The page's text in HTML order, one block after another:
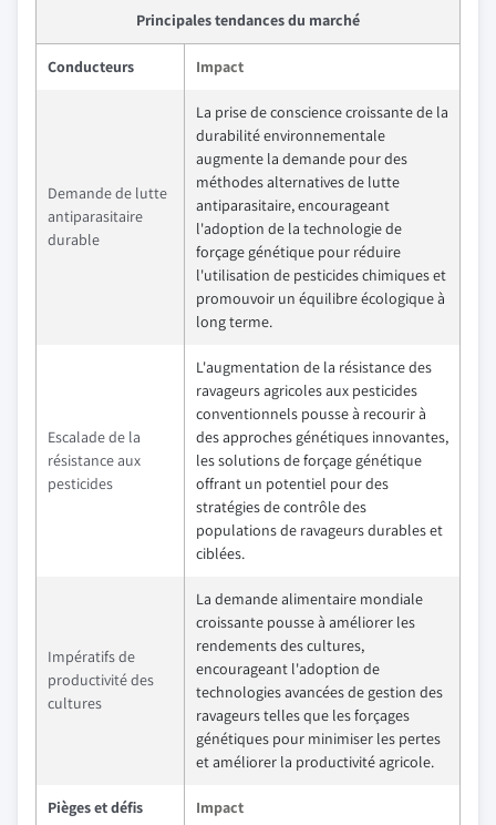
Principales tendances du marché
Conducteurs Impact
Demande de lutte
antiparasitaire
durable
La prise de conscience croissante de la
durabilité environnementale
augmente la demande pour des
méthodes alternatives de lutte
antiparasitaire, encourageant
l'adoption de la technologie de
forçage génétique pour réduire
l'utilisation de pesticides chimiques et
promouvoir un équilibre écologique à
long terme.
Escalade de la
résistance aux
pesticides
L'augmentation de la résistance des
ravageurs agricoles aux pesticides
conventionnels pousse à recourir à
des approches génétiques innovantes,
les solutions de forçage génétique
offrant un potentiel pour des
stratégies de contrôle des
populations de ravageurs durables et
ciblées.
Impératifs de
productivité des
cultures
La demande alimentaire mondiale
croissante pousse à améliorer les
rendements des cultures,
encourageant l'adoption de
technologies avancées de gestion des
ravageurs telles que les forçages
génétiques pour minimiser les pertes
et améliorer la productivité agricole.
Pièges et défis Impact